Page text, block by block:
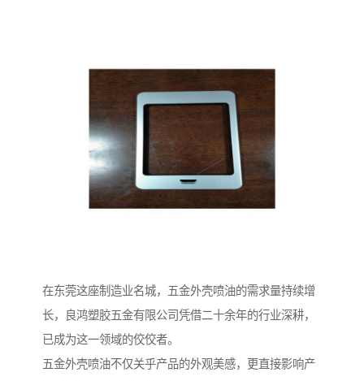
在东莞这座制造业名城，五金外壳喷油的需求量持续增
长，良鸿塑胶五金有限公司凭借二十余年的行业深耕，
已成为这一领域的佼佼者。
五金外壳喷油不仅关乎产品的外观美感，更直接影响产